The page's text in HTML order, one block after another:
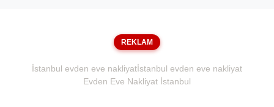
REKLAM
İstanbul evden eve nakliyatİstanbul evden eve nakliyat
Evden Eve Nakliyat İstanbul